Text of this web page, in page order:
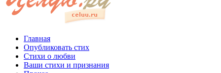
Главная
Опубликовать стих
Стихи о любви
Ваши стихи и признания